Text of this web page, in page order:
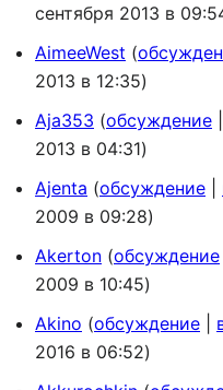
сентября 2013 в
AimeeWest
2013 в 12:35)
Aja353 обсуждение
2013 в 04:31)
Ajenta обсуждение
2009 в 09:28)
Akerton обсуждение
2009 в 10:45)
Akino обсуждение
2016 в 06:52)